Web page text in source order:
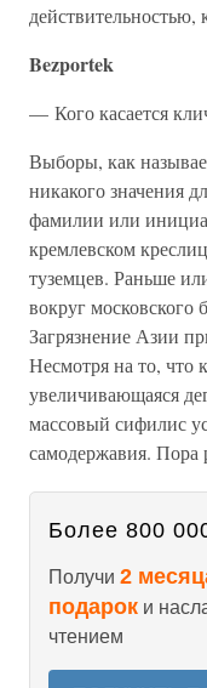
действительностью,
Bezportek
— Кого касается
Выборы, как
никакого значения
фамилии или
кремлевском
туземцев. Раньше
вокруг московского
Загрязнение Азии
Несмотря на то, что
увеличивающаяся
массовый сифилис
самодержавия. Пора
Более 800
Получи 2
подарок и
чтением